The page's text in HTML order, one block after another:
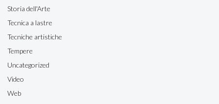
Storia dell'Arte
Tecnica a lastre
Tecniche artistiche
Tempere
Uncategorized
Video
Web